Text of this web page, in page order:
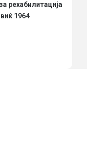
рехабилитација
1964